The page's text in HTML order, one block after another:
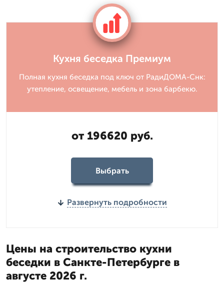
Кухня беседка Премиум
Полная кухня беседка под ключ от РадиДОМА-Снк:
утепление, освещение, мебель и зона барбекю.
от 196620 руб.
Выбрать
Развернуть подробности
Цены на строительство кухни
беседки в Санкте-Петербурге в
августе 2026 г.